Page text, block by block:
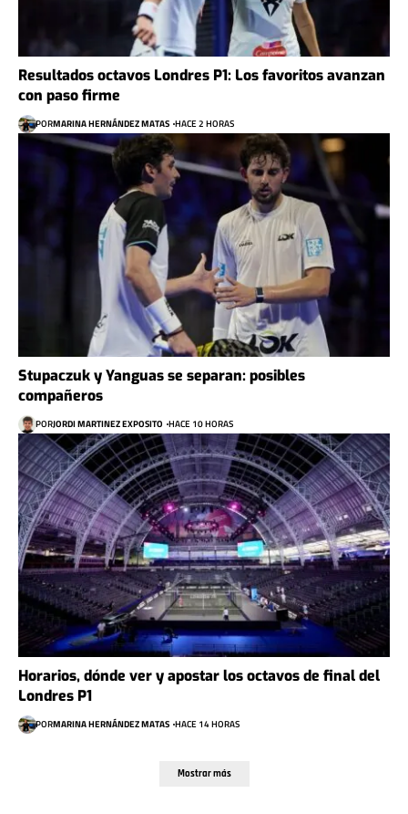
Resultados octavos Londres P1: Los favoritos avanzan
con paso firme
PORMARINA HERNÁNDEZ MATAS HACE 2 HORAS
Stupaczuk y Yanguas se separan: posibles
compañeros
PORJORDI MARTINEZ EXPOSITO HACE 10 HORAS
Horarios, dónde ver y apostar los octavos de final del
Londres P1
PORMARINA HERNÁNDEZ MATAS HACE 14 HORAS
Mostrar más